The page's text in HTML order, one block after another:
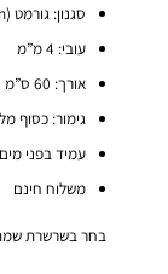
סגנון: גורמט (Curb Chain)
עובי: 4 מ”מ
אורך: 60 ס”מ
גימור: כסוף
עמיד בפני מים
משלוח חינם
בחר בשרשרת